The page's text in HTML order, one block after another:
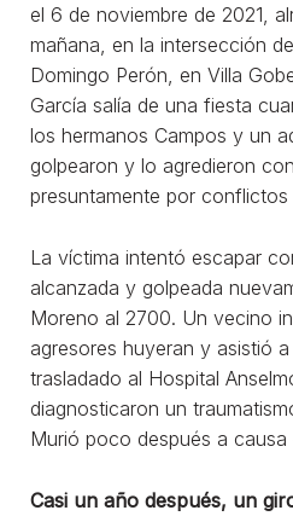
el 6 de noviembre de 2021,
mañana, en la intersección
Domingo Perón, en Villa
García salía de una fiesta
los hermanos Campos y un
golpearon y lo agredieron
presuntamente por conflictos
La víctima intentó escapar
alcanzada y golpeada
Moreno al 2700. Un vecino
agresores huyeran y asistió
trasladado al Hospital
diagnosticaron un
Murió poco después a causa
Casi un año después, un